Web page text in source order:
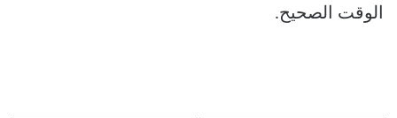
الوقت الصحيح.